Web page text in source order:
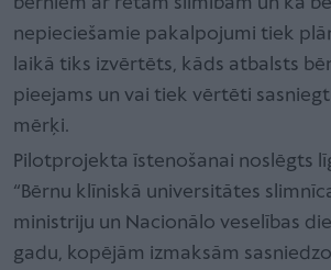
nepieciešamie pakalpojumi tiek
laikā tiks izvērtēts, kāds atbalsts
pieejams un vai tiek vērtēti
mērķi.
Pilotprojekta īstenošanai noslēgts
“Bērnu klīniskā universitātes
ministriju un Nacionālo veselības
gadu, kopējām izmaksām